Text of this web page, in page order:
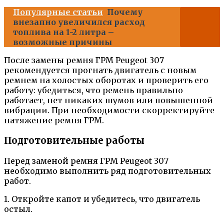
Популярные статьи Почему
внезапно увеличился расход
топлива на 1-2 литра –
возможные причины
После замены ремня ГРМ Peugeot 307
рекомендуется прогнать двигатель с новым
ремнем на холостых оборотах и проверить его
работу: убедиться, что ремень правильно
работает, нет никаких шумов или повышенной
вибрации. При необходимости скорректируйте
натяжение ремня ГРМ.
Подготовительные работы
Перед заменой ремня ГРМ Peugeot 307
необходимо выполнить ряд подготовительных
работ.
1. Откройте капот и убедитесь, что двигатель
остыл.